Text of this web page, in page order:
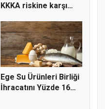
KKKA riskine karşı
Ege Su Ürünleri Birliği
İhracatını Yüzde 16